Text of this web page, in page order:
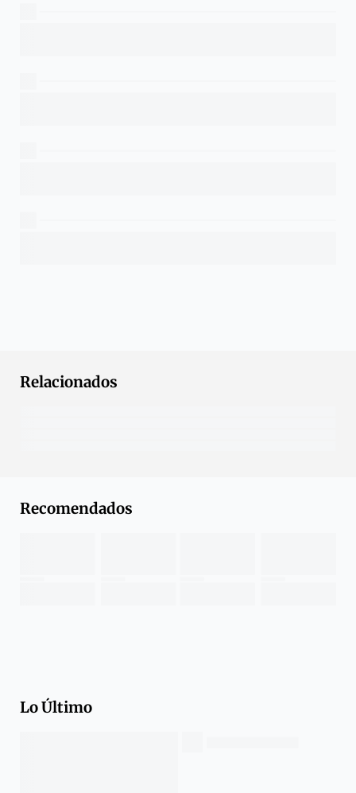
Relacionados
Recomendados
Lo Último